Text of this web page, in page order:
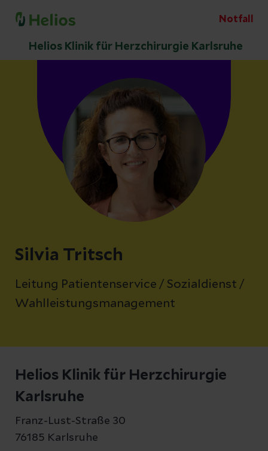
Notfall
Helios Klinik für Herzchirurgie Karlsruhe
Silvia Tritsch
Leitung Patientenservice / Sozialdienst /
Wahlleistungsmanagement
Helios Klinik für Herzchirurgie
Karlsruhe
Franz-Lust-Straße 30
76185 Karlsruhe